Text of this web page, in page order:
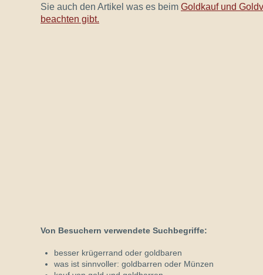
Sie auch den Artikel was es beim Goldkauf und
beachten gibt.
Von Besuchern verwendete Suchbegriffe:
besser krügerrand oder goldbaren
was ist sinnvoller: goldbarren oder Münzen